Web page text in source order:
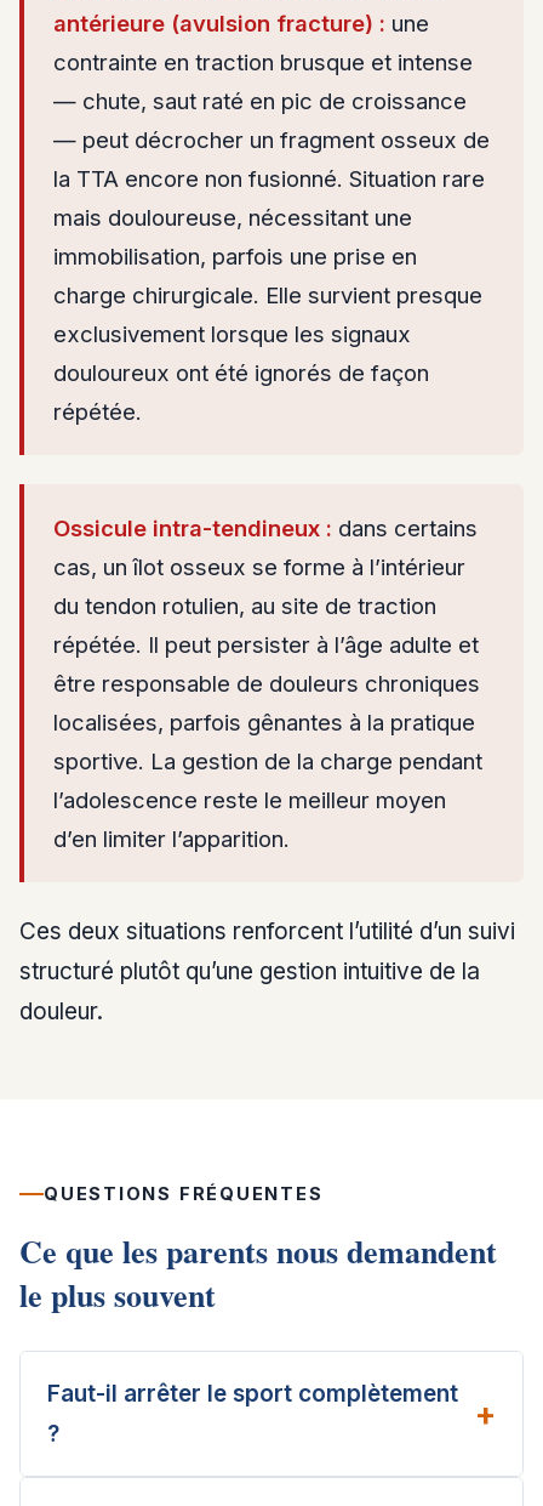
antérieure (avulsion fracture) : une
contrainte en traction brusque et intense
— chute, saut raté en pic de croissance
— peut décrocher un fragment osseux de
la TTA encore non fusionné. Situation rare
mais douloureuse, nécessitant une
immobilisation, parfois une prise en
charge chirurgicale. Elle survient presque
exclusivement lorsque les signaux
douloureux ont été ignorés de façon
répétée.
Ossicule intra-tendineux : dans certains
cas, un îlot osseux se forme à l’intérieur
du tendon rotulien, au site de traction
répétée. Il peut persister à l’âge adulte et
être responsable de douleurs chroniques
localisées, parfois gênantes à la pratique
sportive. La gestion de la charge pendant
l’adolescence reste le meilleur moyen
d’en limiter l’apparition.
Ces deux situations renforcent l’utilité d’un suivi
structuré plutôt qu’une gestion intuitive de la
douleur.
QUESTIONS FRÉQUENTES
Ce que les parents nous demandent
le plus souvent
Faut-il arrêter le sport complètement
?